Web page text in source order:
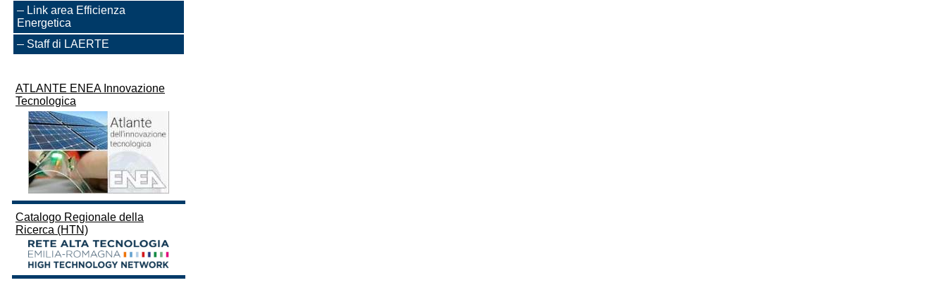
Link area Efficienza
Energetica
Staff di LAERTE
ATLANTE ENEA Innovazione
Tecnologica
Catalogo Regionale della
Ricerca (HTN)